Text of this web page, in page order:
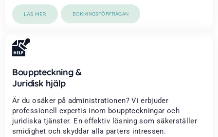
LÄS MER BOKNINGSFÖRFRÅGAN
Bouppteckning &
Juridisk hjälp
Är du osäker på administrationen? Vi erbjuder
professionell expertis inom bouppteckningar och
juridiska tjänster. En effektiv lösning som säkerställer
smidighet och skyddar alla parters intressen.